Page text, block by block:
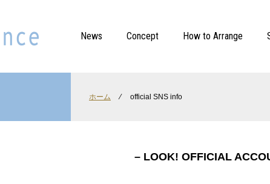
News Concept How to Arrange
ホーム ⁄ official SNS info
– LOOK! OFFICIAL